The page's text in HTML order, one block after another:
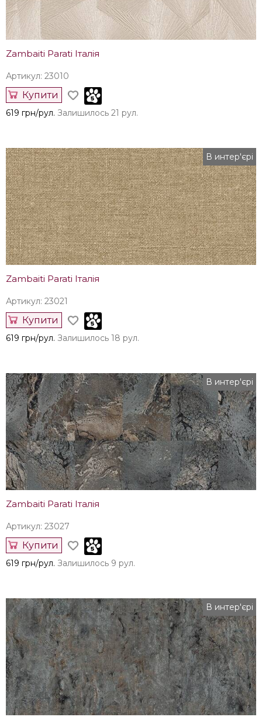
Zambaiti Parati Італія
Артикул: 23010
Купити
619 грн/рул. Залишилось 21 рул.
В интер'єрі
Zambaiti Parati Італія
Артикул: 23021
Купити
619 грн/рул. Залишилось 18 рул.
В интер'єрі
Zambaiti Parati Італія
Артикул: 23027
Купити
619 грн/рул. Залишилось 9 рул.
В интер'єрі